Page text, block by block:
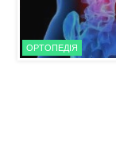
ОРТОПЕДІЯ